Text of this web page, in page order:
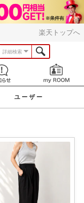
楽天トップへ
詳細検索
お知らせ
ユーザー